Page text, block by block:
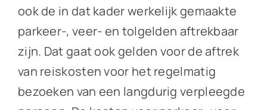
ook de in dat kader werkelijk gemaakte
parkeer-, veer- en tolgelden aftrekbaar
zijn. Dat gaat ook gelden voor de aftrek
van reiskosten voor het regelmatig
bezoeken van een langdurig verpleegde